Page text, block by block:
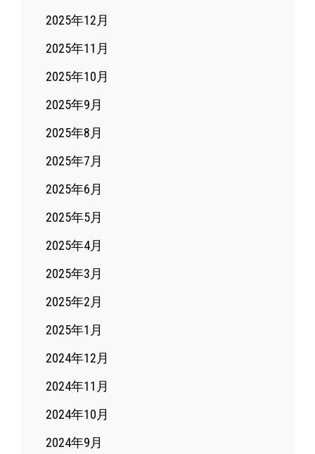
2025年12月
2025年11月
2025年10月
2025年9月
2025年8月
2025年7月
2025年6月
2025年5月
2025年4月
2025年3月
2025年2月
2025年1月
2024年12月
2024年11月
2024年10月
2024年9月